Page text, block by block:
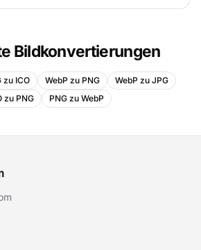
Bildkonvertierungen
zu ICO WebP zu PNG
WebP zu JPG
zu PNG
PNG zu WebP